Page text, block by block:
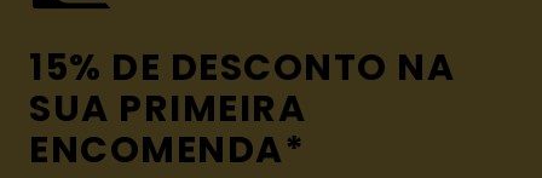
15% DE DESCONTO NA
SUA PRIMEIRA
ENCOMENDA*